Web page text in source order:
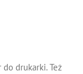
drukarki. Też